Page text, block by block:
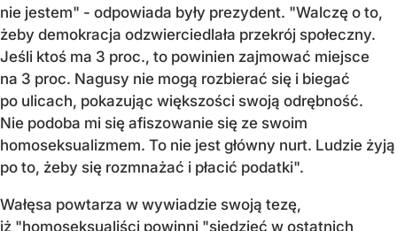
nie jestem" - odpowiada były prezydent. "Walczę o to,
żeby demokracja odzwierciedlała przekrój społeczny.
Jeśli ktoś ma 3 proc., to powinien zajmować miejsce
na 3 proc. Nagusy nie mogą rozbierać się i biegać
po ulicach, pokazując większości swoją odrębność.
Nie podoba mi się afiszowanie się ze swoim
homoseksualizmem. To nie jest główny nurt. Ludzie żyją
po to, żeby się rozmnażać i płacić podatki".
Wałęsa powtarza w wywiadzie swoją tezę,
iż "homoseksualiści powinni "siedzieć w ostatnich